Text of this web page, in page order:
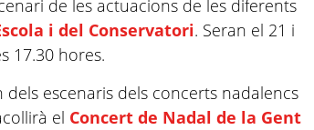
de les actuacions de les diferents
i del Conservatori. Seran el 21 i
17.30 hores.
escenaris dels concerts nadalencs
el Concert de Nadal de la Gent